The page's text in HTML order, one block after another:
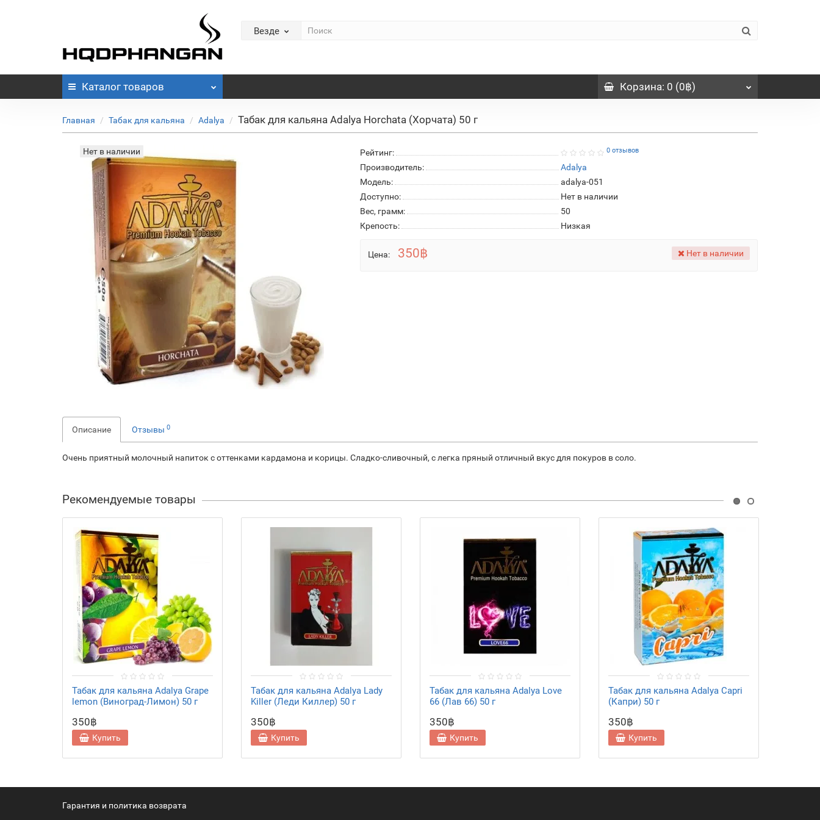
Везде
Каталог товаров Корзина: 0 (0฿)
Главная Табак для кальяна Adalya Табак для кальяна Adalya Horchata (Хорчата) 50 г
Нет в наличии Рейтинг: 0 отзывов
Производитель:
Adalya
Модель:
adalya-051
Доступно:
Нет в наличии
Вес, грамм:
50
Крепость:
Низкая
Цена: 350฿ Нет в наличии
Описание Отзывы 0
Очень приятный молочный напиток с оттенками кардамона и корицы. Сладко-сливочный, с легка пряный отличный вкус для покуров в соло.
Рекомендуемые товары
Табак для кальяна Adalya Grape
lemon (Виноград-Лимон) 50 г
350฿
Купить
Табак для кальяна Adalya Lady
Killer (Леди Киллер) 50 г
350฿
Купить
Табак для кальяна Adalya Love
66 (Лав 66) 50 г
350฿
Купить
Табак для кальяна Adalya Capri
(Капри) 50 г
350฿
Купить
Гарантия и политика возврата